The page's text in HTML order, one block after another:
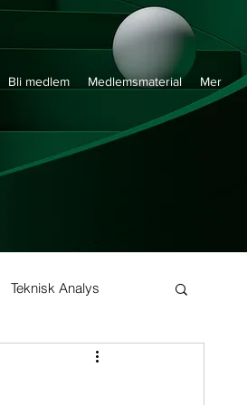
Teknisk Analys
Buy and Hold
Bli medlem Medlemsmaterial Mer